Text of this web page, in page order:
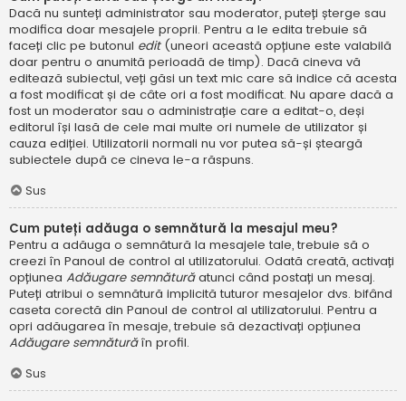
Dacă nu sunteți administrator sau moderator, puteți șterge sau
modifica doar mesajele proprii. Pentru a le edita trebuie să
faceți clic pe butonul edit (uneori această opțiune este valabilă
doar pentru o anumită perioadă de timp). Dacă cineva vă
editează subiectul, veți găsi un text mic care să indice că acesta
a fost modificat și de câte ori a fost modificat. Nu apare dacă a
fost un moderator sau o administrație care a editat-o, deși
editorul își lasă de cele mai multe ori numele de utilizator și
cauza ediției. Utilizatorii normali nu vor putea să-și șteargă
subiectele după ce cineva le-a răspuns.
Sus
Cum puteți adăuga o semnătură la mesajul meu?
Pentru a adăuga o semnătură la mesajele tale, trebuie să o
creezi în Panoul de control al utilizatorului. Odată creată, activați
opțiunea Adăugare semnăturăatunci când postați un mesaj.
Puteți atribui o semnătură implicită tuturor mesajelor dvs. bifând
caseta corectă din Panoul de control al utilizatorului. Pentru a
opri adăugarea în mesaje, trebuie să dezactivați opțiunea
Adăugare semnăturăîn profil.
Sus